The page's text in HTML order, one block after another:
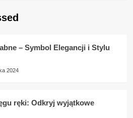
– Symbol Elegancji i Stylu
2024
ręki: Odkryj wyjątkowe